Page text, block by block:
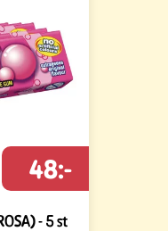
- 5 st
48:-